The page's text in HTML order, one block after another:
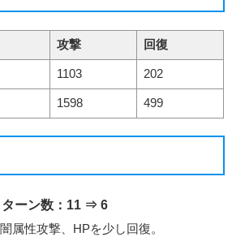
攻撃 回復
1103 202
1598 499
ーン数：11 ⇒ 6
属性攻撃、HPを少し回復。